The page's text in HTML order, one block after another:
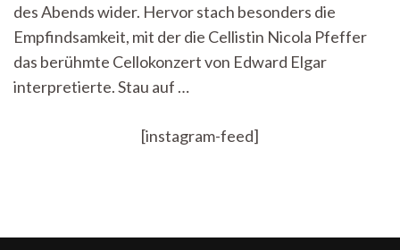
des Abends wider. Hervor stach besonders die
Empfindsamkeit, mit der die Cellistin Nicola Pfeffer
das berühmte Cellokonzert von Edward Elgar
interpretierte. Stau auf …
[instagram-feed]